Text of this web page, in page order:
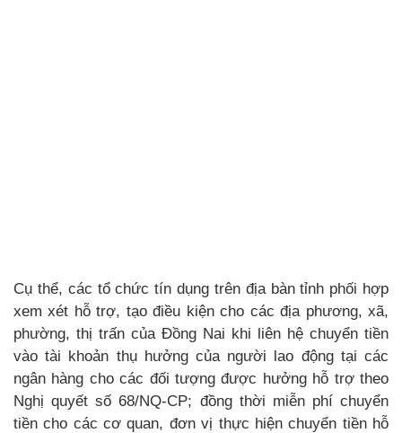
Cụ thể, các tổ chức tín dụng trên địa bàn tỉnh phối hợp
xem xét hỗ trợ, tạo điều kiện cho các địa phương, xã,
phường, thị trấn của Đồng Nai khi liên hệ chuyển tiền
vào tài khoản thụ hưởng của người lao động tại các
ngân hàng cho các đối tượng được hưởng hỗ trợ theo
Nghị quyết số 68/NQ-CP; đồng thời miễn phí chuyển
tiền cho các cơ quan, đơn vị thực hiện chuyển tiền hỗ